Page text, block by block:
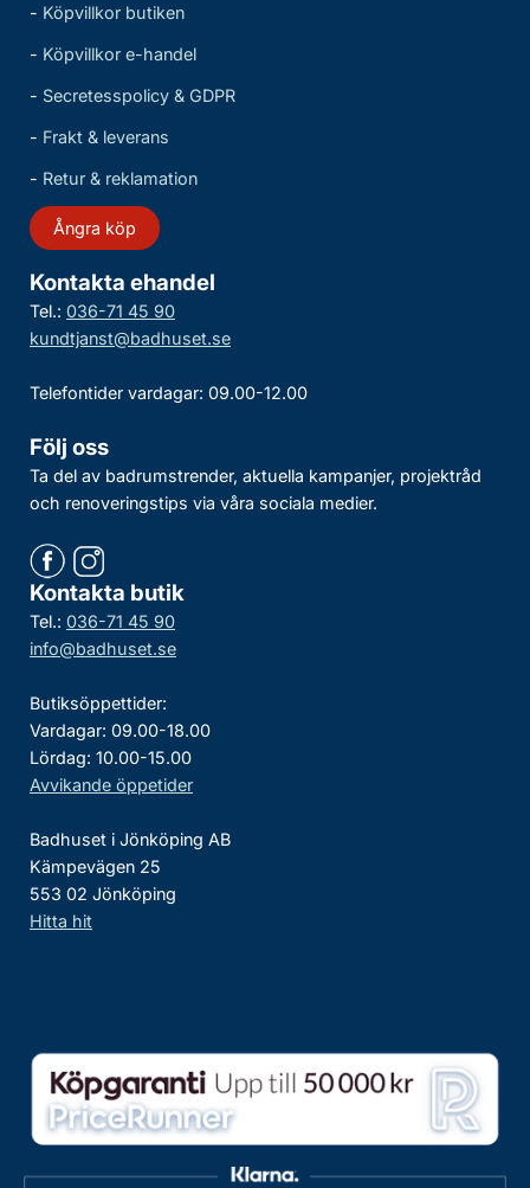
- Köpvillkor butiken
- Köpvillkor e-handel
- Secretesspolicy & GDPR
- Frakt & leverans
- Retur & reklamation
Ångra köp
Kontakta ehandel
Tel.: 036-71 45 90
kundtjanst@badhuset.se
Telefontider vardagar: 09.00-12.00
Följ oss
Ta del av badrumstrender, aktuella kampanjer, projektråd
och renoveringstips via våra sociala medier.
Kontakta butik
Tel.: 036-71 45 90
info@badhuset.se
Butiksöppettider:
Vardagar: 09.00-18.00
Lördag: 10.00-15.00
Avvikande öppetider
Badhuset i Jönköping AB
Kämpevägen 25
553 02 Jönköping
Hitta hit